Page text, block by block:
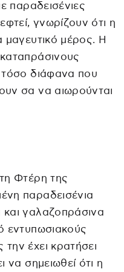
παραδεισένιες
γνωρίζουν ότι η
μαγευτικό μέρος. Η
διάφανα που
σα να αιωρούνται
Φτέρη της
παραδεισένια
γαλαζοπράσινα
εντυπωσιακούς
έχει κρατήσει
να σημειωθεί ότι η